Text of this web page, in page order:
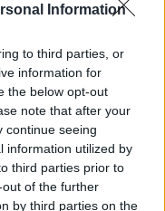
Information
to third parties, or
information for
the below opt-out
note that after your
continue seeing
information utilized by
third parties prior to
of the further
by third parties on the